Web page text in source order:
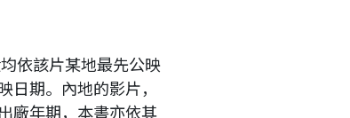
依該片某地最先公映
期。內地的影片，
廠年期，本書亦依其